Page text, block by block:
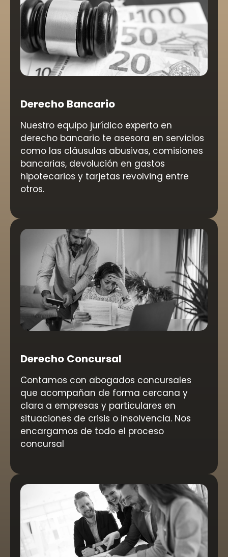
Derecho Bancario
Nuestro equipo jurídico experto en
derecho bancario te asesora en servicios
como las cláusulas abusivas, comisiones
bancarias, devolución en gastos
hipotecarios y tarjetas revolving entre
otros.
Derecho Concursal
Contamos con abogados concursales
que acompañan de forma cercana y
clara a empresas y particulares en
situaciones de crisis o insolvencia. Nos
encargamos de todo el proceso
concursal